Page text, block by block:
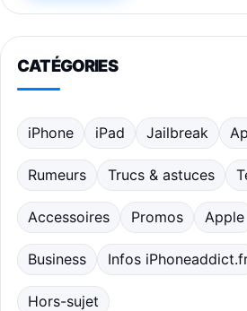
CATÉGORIES
iPhone iPad Jailbreak
Rumeurs Trucs & astuces
Accessoires Promos Apple
Business Infos
Hors-sujet